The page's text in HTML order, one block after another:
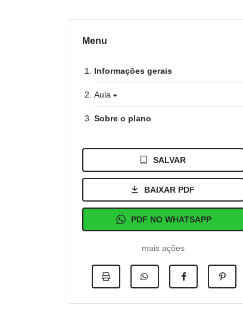
Menu
Informações gerais
Aula
Sobre o plano
SALVAR
BAIXAR PDF
PDF NO WHATSAPP
mais ações